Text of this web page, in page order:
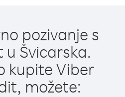
pozivanje s
u Švicarska.
kupite Viber
možete: